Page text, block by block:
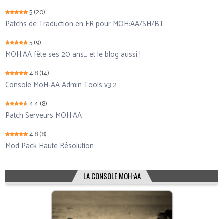
5(20)
Patchs de Traduction en FR pour MOH:AA/SH/BT
5(9)
MOH:AA fête ses 20 ans… et le blog aussi !
4.8(14)
Console MoH-AA Admin Tools v3.2
4.4(8)
Patch Serveurs MOH:AA
4.8(8)
Mod Pack Haute Résolution
LA CONSOLE MOH:AA